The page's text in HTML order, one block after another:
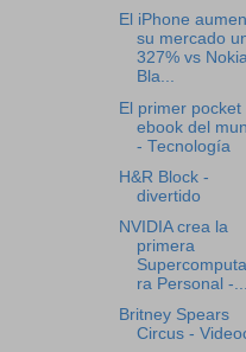
El iPhone
su mercado
327% vs
Bla...
El primer pocket
ebook del
- Tecnología
H&R Block -
divertido
NVIDIA crea la
primera
ra Personal -
Britney Spears
Circus -